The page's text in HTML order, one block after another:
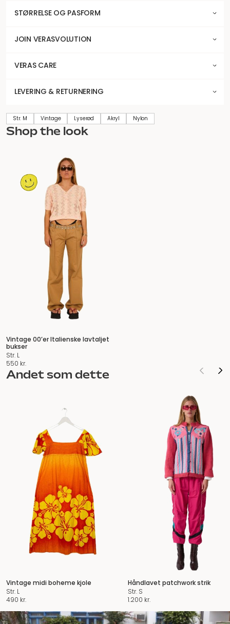
STØRRELSE OG PASFORM
JOIN VERASVOLUTION
VERAS CARE
LEVERING & RETURNERING
Str. M Vintage Lyserød Akryl Nylon
Shop the look
Vintage 00’er Italienske lavtaljet
bukser
Str. L
550 kr.
Andet som dette
Vintage midi boheme kjole
Str. L
490 kr.
Håndlavet patchwork strik
Str. S
1.200 kr.